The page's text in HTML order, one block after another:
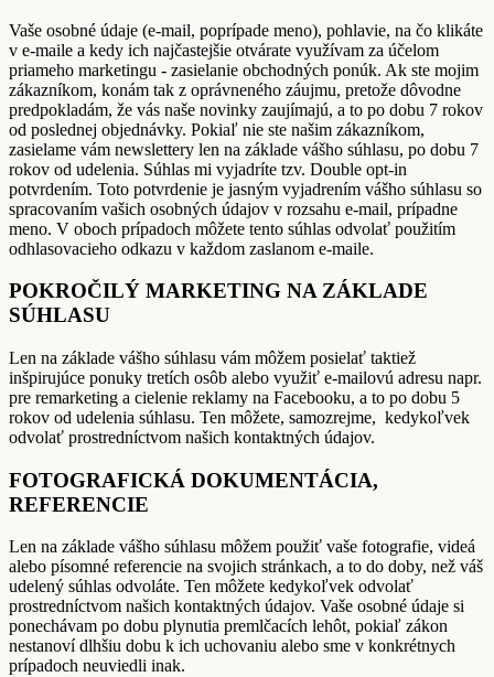
Vaše osobné údaje (e-mail, poprípade meno), pohlavie, na čo klikáte
v e-maile a kedy ich najčastejšie otvárate využívam za účelom
priameho marketingu - zasielanie obchodných ponúk. Ak ste mojim
zákazníkom, konám tak z oprávneného záujmu, pretože dôvodne
predpokladám, že vás naše novinky zaujímajú, a to po dobu 7 rokov
od poslednej objednávky. Pokiaľ nie ste našim zákazníkom,
zasielame vám newslettery len na základe vášho súhlasu, po dobu 7
rokov od udelenia. Súhlas mi vyjadríte tzv. Double opt-in
potvrdením. Toto potvrdenie je jasným vyjadrením vášho súhlasu so
spracovaním vašich osobných údajov v rozsahu e-mail, prípadne
meno. V oboch prípadoch môžete tento súhlas odvolať použitím
odhlasovacieho odkazu v každom zaslanom e-maile.
POKROČILÝ MARKETING NA ZÁKLADE
SÚHLASU
Len na základe vášho súhlasu vám môžem posielať taktiež
inšpirujúce ponuky tretích osôb alebo využiť e-mailovú adresu napr.
pre remarketing a cielenie reklamy na Facebooku, a to po dobu 5
rokov od udelenia súhlasu. Ten môžete, samozrejme, kedykoľvek
odvolať prostredníctvom našich kontaktných údajov.
FOTOGRAFICKÁ DOKUMENTÁCIA,
REFERENCIE
Len na základe vášho súhlasu môžem použiť vaše fotografie, videá
alebo písomné referencie na svojich stránkach, a to do doby, než váš
udelený súhlas odvoláte. Ten môžete kedykoľvek odvolať
prostredníctvom našich kontaktných údajov. Vaše osobné údaje si
ponechávam po dobu plynutia premlčacích lehôt, pokiaľ zákon
nestanoví dlhšiu dobu k ich uchovaniu alebo sme v konkrétnych
prípadoch neuviedli inak.